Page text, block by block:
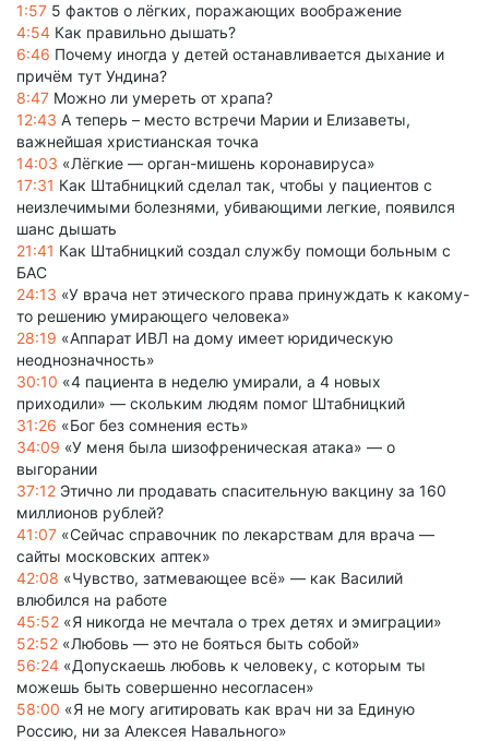
1:57 5 фактов о лёгких, поражающих воображение
4:54 Как правильно дышать?
6:46 Почему иногда у детей останавливается дыхание и
причём тут Ундина?
8:47 Можно ли умереть от храпа?
12:43 А теперь – место встречи Марии и Елизаветы,
важнейшая христианская точка
14:03 «Лёгкие — орган-мишень коронавируса»
17:31 Как Штабницкий сделал так, чтобы у пациентов с
неизлечимыми болезнями, убивающими легкие, появился
шанс дышать
21:41 Как Штабницкий создал службу помощи больным с
БАС
24:13 «У врача нет этического права принуждать к какому-
то решению умирающего человека»
28:19 «Аппарат ИВЛ на дому имеет юридическую
неоднозначность»
30:10 «4 пациента в неделю умирали, а 4 новых
приходили» — скольким людям помог Штабницкий
31:26 «Бог без сомнения есть»
34:09 «У меня была шизофреническая атака» — о
выгорании
37:12 Этично ли продавать спасительную вакцину за 160
миллионов рублей?
41:07 «Сейчас справочник по лекарствам для врача —
сайты московских аптек»
42:08 «Чувство, затмевающее всё» — как Василий
влюбился на работе
45:52 «Я никогда не мечтала о трех детях и эмиграции»
52:52 «Любовь — это не бояться быть собой»
56:24 «Допускаешь любовь к человеку, с которым ты
можешь быть совершенно несогласен»
58:00 «Я не могу агитировать как врач ни за Единую
Россию, ни за Алексея Навального»